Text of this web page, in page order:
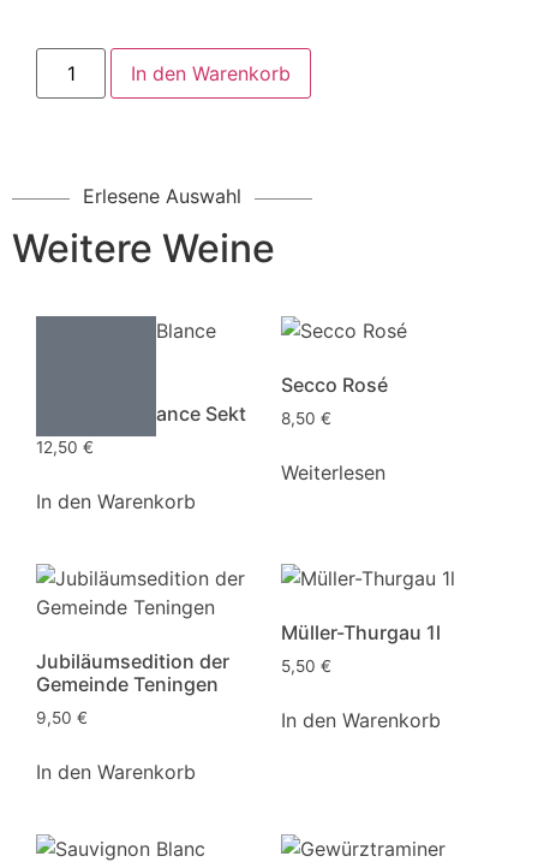
In den Warenkorb
Erlesene Auswahl
Weitere Weine
Sauvignon Blance Sekt
12,50 €
In den Warenkorb
Secco Rosé
8,50 €
Weiterlesen
Jubiläumsedition der
Gemeinde Teningen
9,50 €
In den Warenkorb
Müller-Thurgau 1l
5,50 €
In den Warenkorb